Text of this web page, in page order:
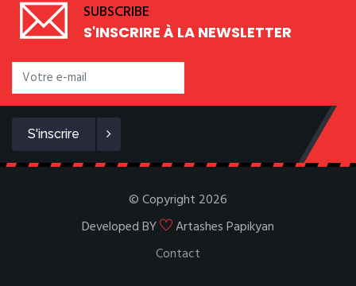
SUBSCRIBE
S'INSCRIRE À LA NEWSLETTER
S'inscrire
© Copyright 2026
Developed BY
Artashes Papikyan
Contact